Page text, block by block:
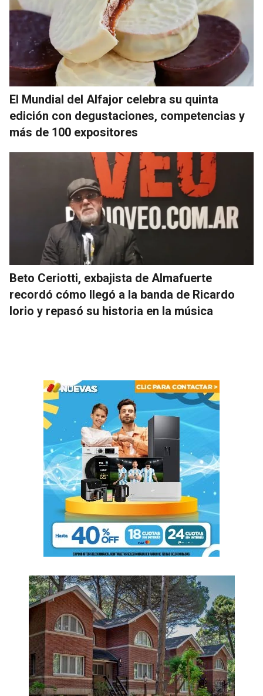
El Mundial del Alfajor celebra su quinta
edición con degustaciones, competencias y
más de 100 expositores
Beto Ceriotti, exbajista de Almafuerte
recordó cómo llegó a la banda de Ricardo
Iorio y repasó su historia en la música